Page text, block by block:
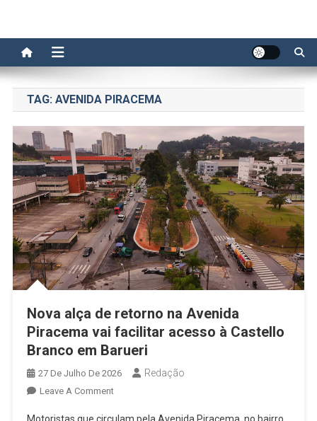
TAG: AVENIDA PIRACEMA
Nova alça de retorno na Avenida
Piracema vai facilitar acesso à Castello
Branco em Barueri
27 De Julho De 2026 Redação
Leave A CommentOn
Motoristas que circulam pela Avenida Piracema, no bairro